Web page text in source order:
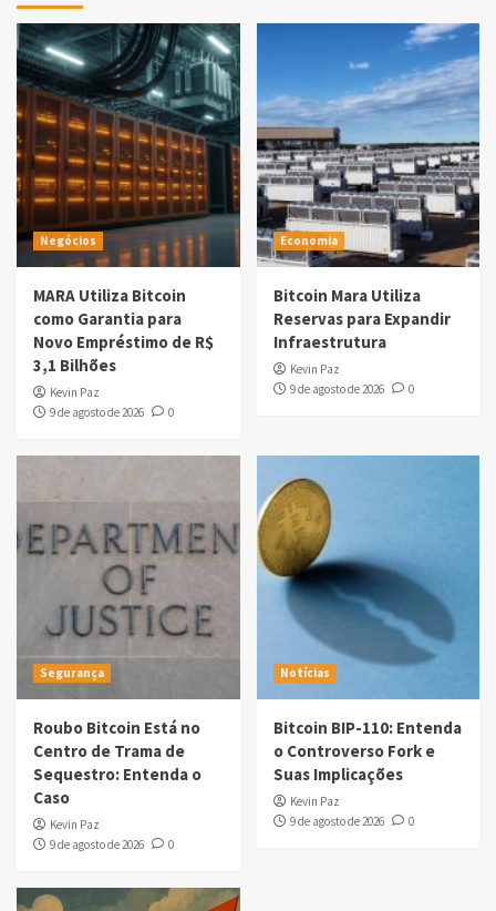
Negócios
MARA Utiliza Bitcoin
como Garantia para
Novo Empréstimo de R$
3,1 Bilhões
Kevin Paz
9 de agosto de 2026
0
Economia
Bitcoin Mara Utiliza
Reservas para Expandir
Infraestrutura
Kevin Paz
9 de agosto de 2026
0
Segurança
Roubo Bitcoin Está no
Centro de Trama de
Sequestro: Entenda o
Caso
Kevin Paz
9 de agosto de 2026
0
Notícias
Bitcoin BIP-110: Entenda
o Controverso Fork e
Suas Implicações
Kevin Paz
9 de agosto de 2026
0